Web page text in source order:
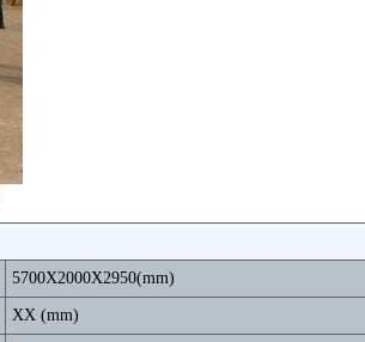
5700X2000X2950(mm)
XX (mm)